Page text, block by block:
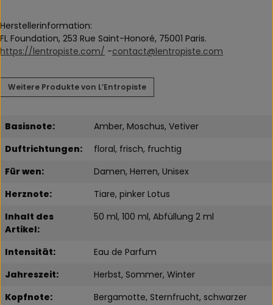
Herstellerinformation:
FL Foundation, 253 Rue Saint-Honoré, 75001 Paris.
https://lentropiste.com/ -contact@lentropiste.com
Weitere Produkte von L’Entropiste
Basisnote:
Amber, Moschus, Vetiver
Duftrichtungen:
floral, frisch, fruchtig
Für wen:
Damen, Herren, Unisex
Herznote:
Tiare, pinker Lotus
Inhalt des
Artikel:
50 ml, 100 ml, Abfüllung 2 ml
Intensität:
Eau de Parfum
Jahreszeit:
Herbst, Sommer, Winter
Kopfnote:
Bergamotte, Sternfrucht, schwarzer